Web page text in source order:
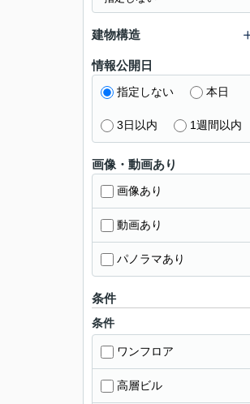
建物構造
情報公開日
指定しない 本日
3日以内 1週間以内
画像・動画あり
画像あり
動画あり
パノラマあり
条件
条件
ワンフロア
高層ビル